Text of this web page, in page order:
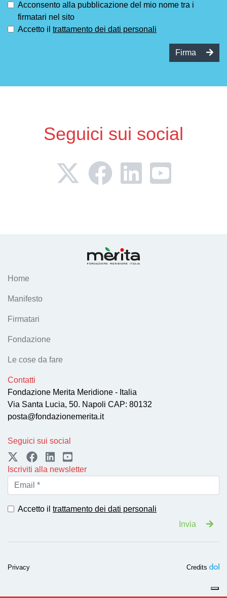
Acconsento alla pubblicazione del mio nome tra i
firmatari nel sito
Accetto il trattamento dei dati personali
Firma
Seguici sui social
Home
Manifesto
Firmatari
Fondazione
Le cose da fare
Contatti
Fondazione Merita Meridione - Italia
Via Santa Lucia, 50. Napoli CAP: 80132
posta@fondazionemerita.it
Seguici sui social
Iscriviti alla newsletter
Accetto il trattamento dei dati personali
Invia
Privacy Credits